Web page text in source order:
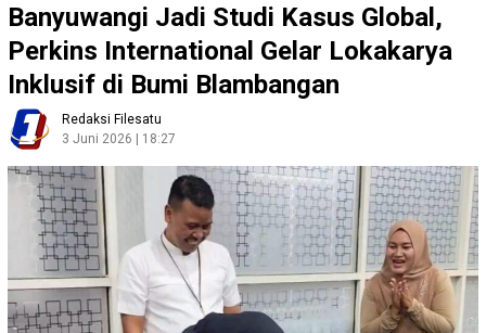
Banyuwangi Jadi Studi Kasus Global,
Perkins International Gelar Lokakarya
Inklusif di Bumi Blambangan
Redaksi Filesatu
3 Juni 2026 | 18:27